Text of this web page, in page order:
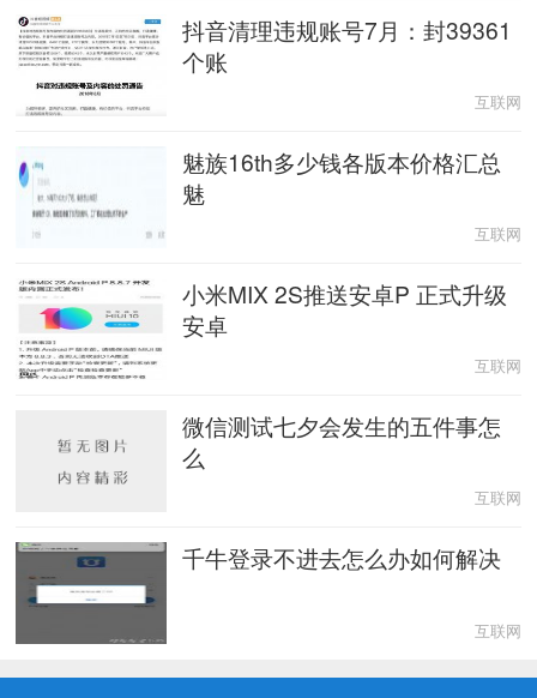
抖音清理违规账号7月：封39361
个账
互联网
魅族16th多少钱各版本价格汇总
魅
互联网
小米MIX 2S推送安卓P 正式升级
安卓
互联网
微信测试七夕会发生的五件事怎
么
互联网
千牛登录不进去怎么办如何解决
互联网